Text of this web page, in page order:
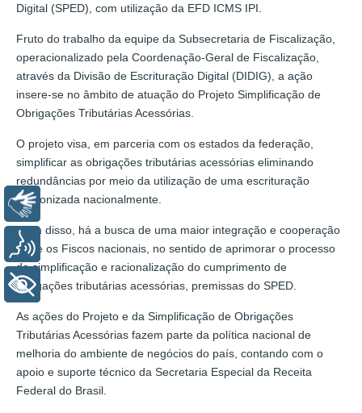
Digital (SPED), com utilização da EFD ICMS IPI.
Fruto do trabalho da equipe da Subsecretaria de Fiscalização,
operacionalizado pela Coordenação-Geral de Fiscalização,
através da Divisão de Escrituração Digital (DIDIG), a ação
insere-se no âmbito de atuação do Projeto Simplificação de
Obrigações Tributárias Acessórias.
O projeto visa, em parceria com os estados da federação,
simplificar as obrigações tributárias acessórias eliminando
redundâncias por meio da utilização de uma escrituração
padronizada nacionalmente.
Além disso, há a busca de uma maior integração e cooperação
entre os Fiscos nacionais, no sentido de aprimorar o processo
de simplificação e racionalização do cumprimento de
obrigações tributárias acessórias, premissas do SPED.
As ações do Projeto e da Simplificação de Obrigações
Tributárias Acessórias fazem parte da política nacional de
melhoria do ambiente de negócios do país, contando com o
apoio e suporte técnico da Secretaria Especial da Receita
Federal do Brasil.
Libras
Voz
+ Acessibilidade